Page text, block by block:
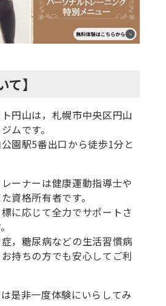
て】
円山は，札幌市中央区円山
ムです。
園駅5番出口から徒歩1分と
ーナーは健康運動指導士や
資格所有者です。
に応じて全力でサポートさ
，糖尿病などの生活習慣病
持ちの方でも安心してご利
是非一度体験にいらしてみ